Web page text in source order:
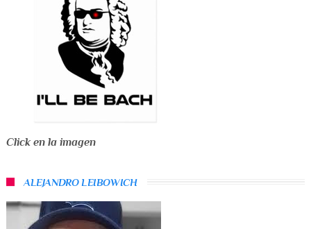
Click en la imagen
ALEJANDRO LEIBOWICH